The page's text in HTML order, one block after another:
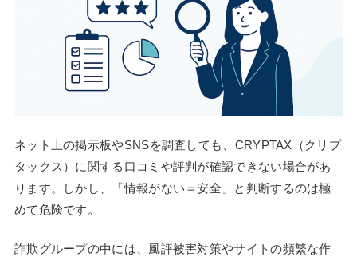
ネット上の掲示板やSNSを調査しても、CRYPTAX（クリプ
タックス）に関する口コミや評判が確認できない場合があ
ります。しかし、「情報がない＝安全」と判断するのは極
めて危険です。
詐欺グループの中には、風評被害対策やサイトの頻繁な作